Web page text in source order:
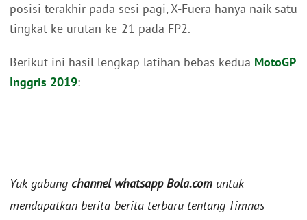
posisi terakhir pada sesi pagi, X-Fuera hanya naik satu
tingkat ke urutan ke-21 pada FP2.
Berikut ini hasil lengkap latihan bebas kedua MotoGP
Inggris 2019:
Yuk gabung channel whatsapp Bola.com untuk
mendapatkan berita-berita terbaru tentang Timnas